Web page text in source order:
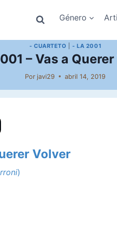
Género
- CUARTETO |- LA 2001
– Vas a
Por javi29 abril 14, 2019
Volver
)